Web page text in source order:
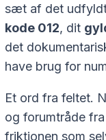
sæt af det
kode 012, dit
det
have brug for
Et ord fra feltet.
og forumtråde
friktionen som